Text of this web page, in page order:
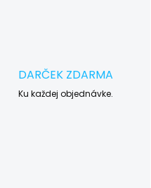
DARČEK ZDARMA
Ku každej objednávke.